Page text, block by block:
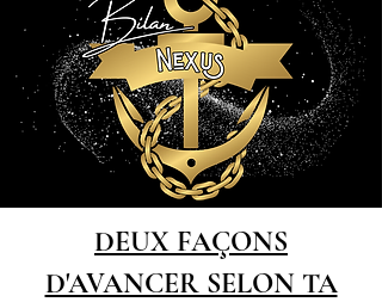
DEUX FAÇONS
D'AVANCER SELON TA